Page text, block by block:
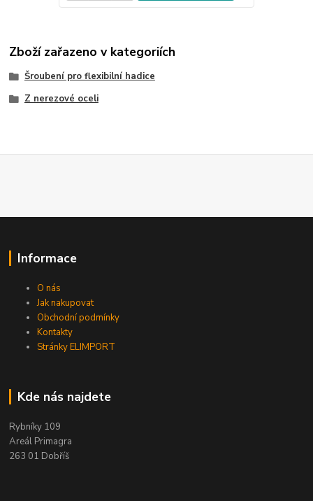
Zboží zařazeno v kategoriích
Šroubení pro flexibilní hadice
Z nerezové oceli
Informace
O nás
Jak nakupovat
Obchodní podmínky
Kontakty
Stránky ELIMPORT
Kde nás najdete
Rybníky 109
Areál Primagra
263 01 Dobříš